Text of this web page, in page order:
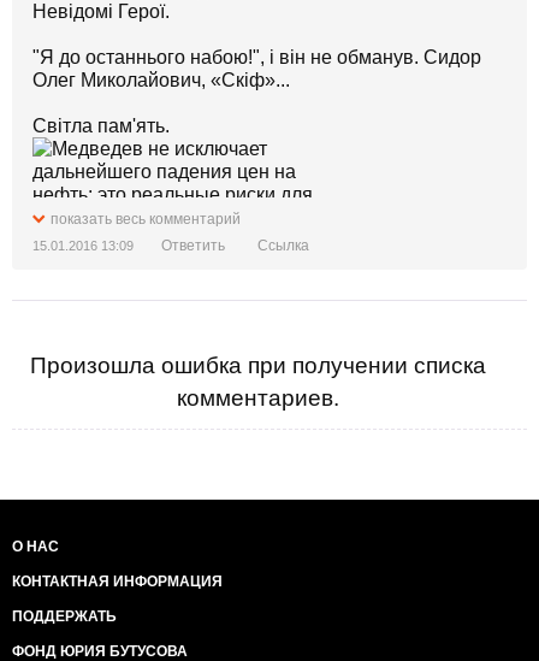
Невідомі Герої.
"Я до останнього набою!", і він не обманув. Сидор
Олег Миколайович, «Скіф»...
Світла пам'ять.
показать весь комментарий
15.01.2016 13:09 Ответить Ссылка
Произошла ошибка при получении списка
комментариев.
О НАС
КОНТАКТНАЯ ИНФОРМАЦИЯ
ПОДДЕРЖАТЬ
ФОНД ЮРИЯ БУТУСОВА